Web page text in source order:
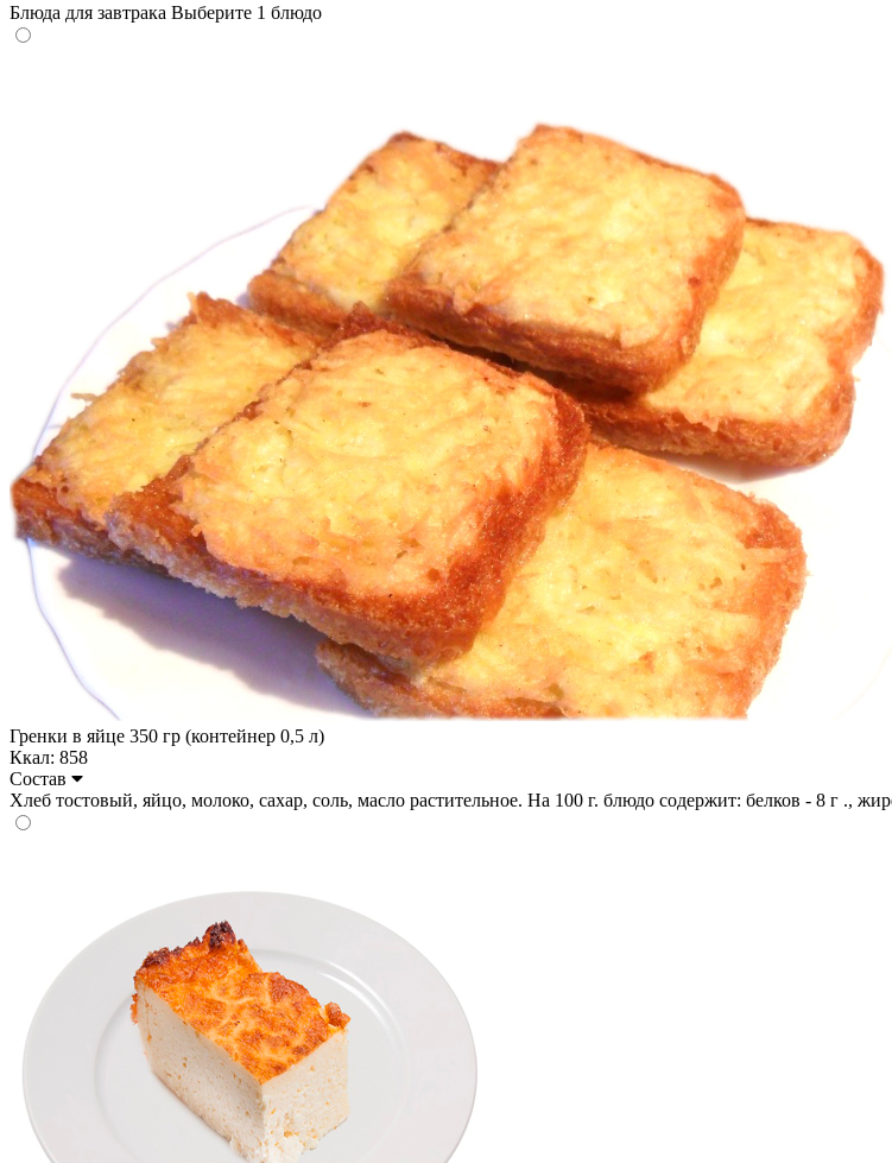
Блюда для завтрака Выберите 1 блюдо
Гренки в яйце 350 гр (контейнер 0,5 л)
Ккал: 858
Состав
Хлеб тостовый, яйцо, молоко, сахар, соль, масло растительное. На 100 г. блюдо содержит: белков - 8 г .,